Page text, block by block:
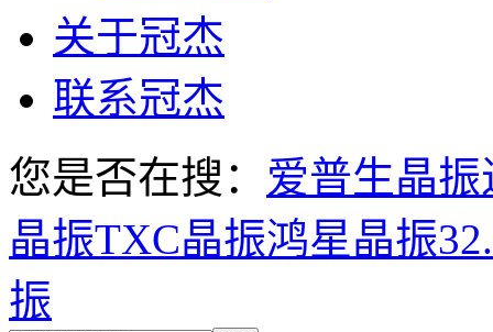
关于冠杰
联系冠杰
您是否在搜： 爱普生晶振
晶振TXC晶振鸿星晶振
振